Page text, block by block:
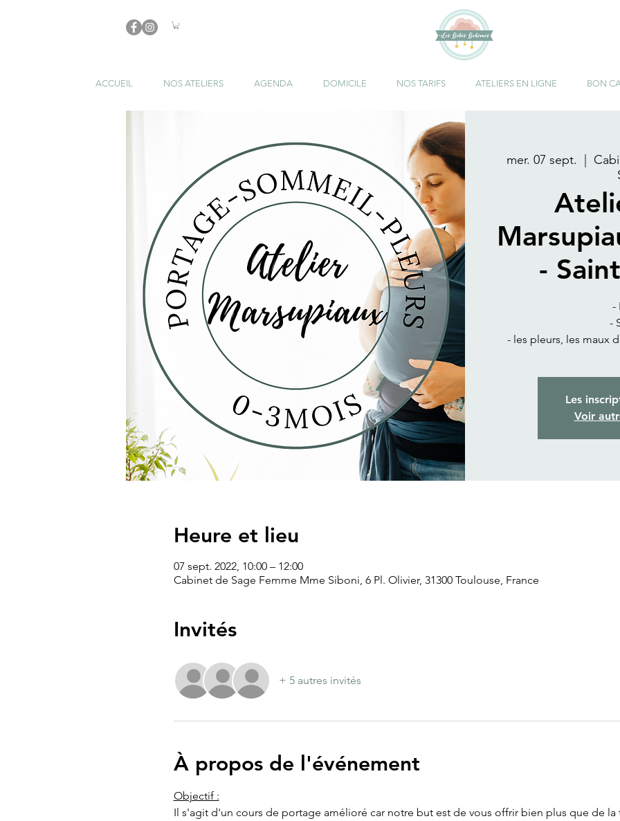
ACCUEIL NOS ATELIERS AGENDA DOMICILE NOS TARIFS ATELIERS EN LIGNE BON
mer. 07 sept.
-
-
-
- les pleurs, les maux
Les
Voir
Heure et lieu
07 sept. 2022, 10:00 – 12:00
Cabinet de Sage Femme Mme Siboni, 6 Pl. Olivier, 31300 Toulouse, France
Invités
+ 5 autres invités
À propos de l'événement
Objectif :
Il s'agit d'un cours de portage amélioré car notre but est de vous offrir bien plus que de la